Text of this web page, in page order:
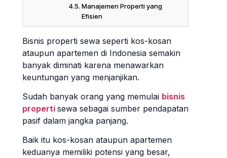
Manajemen Properti yang
Efisien
Bisnis properti sewa seperti kos-kosan
ataupun apartemen di Indonesia semakin
banyak diminati karena menawarkan
keuntungan yang menjanjikan.
Sudah banyak orang yang memulai bisnis
properti sewa sebagai sumber pendapatan
pasif dalam jangka panjang.
Baik itu kos-kosan ataupun apartemen
keduanya memiliki potensi yang besar,